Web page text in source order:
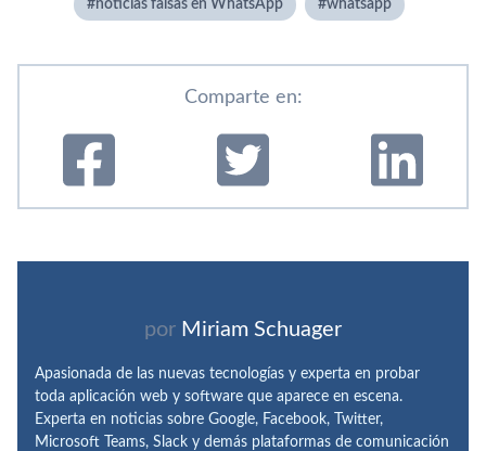
noticias falsas en WhatsApp whatsapp
Comparte en:
por Miriam Schuager
Apasionada de las nuevas tecnologías y experta en probar
toda aplicación web y software que aparece en escena.
Experta en noticias sobre Google, Facebook, Twitter,
Microsoft Teams, Slack y demás plataformas de comunicación